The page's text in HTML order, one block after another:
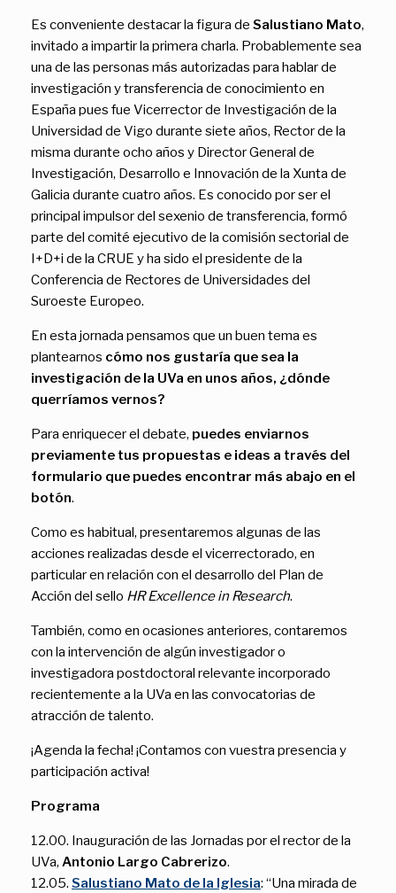
Es conveniente destacar la figura de Salustiano Mato,
invitado a impartir la primera charla. Probablemente sea
una de las personas más autorizadas para hablar de
investigación y transferencia de conocimiento en
España pues fue Vicerrector de Investigación de la
Universidad de Vigo durante siete años, Rector de la
misma durante ocho años y Director General de
Investigación, Desarrollo e Innovación de la Xunta de
Galicia durante cuatro años. Es conocido por ser el
principal impulsor del sexenio de transferencia, formó
parte del comité ejecutivo de la comisión sectorial de
I+D+i de la CRUE y ha sido el presidente de la
Conferencia de Rectores de Universidades del
Suroeste Europeo.
En esta jornada pensamos que un buen tema es
plantearnos cómo nos gustaría que sea la
investigación de la UVa en unos años, ¿dónde
querríamos vernos?
Para enriquecer el debate, puedes enviarnos
previamente tus propuestas e ideas a través del
formulario que puedes encontrar más abajo en el
botón.
Como es habitual, presentaremos algunas de las
acciones realizadas desde el vicerrectorado, en
particular en relación con el desarrollo del Plan de
Acción del sello HR Excellence in Research.
También, como en ocasiones anteriores, contaremos
con la intervención de algún investigador o
investigadora postdoctoral relevante incorporado
recientemente a la UVa en las convocatorias de
atracción de talento.
¡Agenda la fecha! ¡Contamos con vuestra presencia y
participación activa!
Programa
12.00. Inauguración de las Jornadas por el rector de la
UVa, Antonio Largo Cabrerizo.
12.05. Salustiano Mato de la Iglesia: “Una mirada de